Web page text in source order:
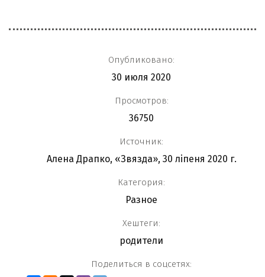
Опубликовано:
30 июля 2020
Просмотров:
36750
Источник:
Алена Драпко, «Звязда», 30 ліпеня 2020 г.
Категория:
Разное
Хештеги:
родители
Поделиться в соцсетях: